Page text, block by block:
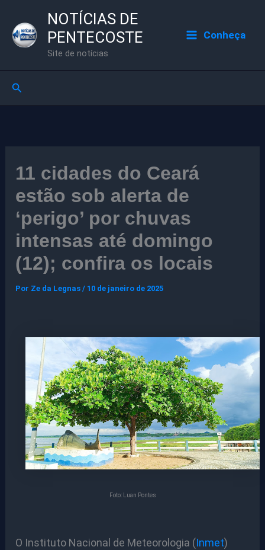
para
NOTÍCIAS DE
PENTECOSTE
Site de notícias
Conheça
Pesquisar
11 cidades do Ceará
estão sob alerta de
‘perigo’ por chuvas
intensas até domingo
(12); confira os locais
Por Ze da Legnas/ 10 de janeiro de 2025
Foto: Luan Pontes
O Instituto Nacional de Meteorologia (Inmet)